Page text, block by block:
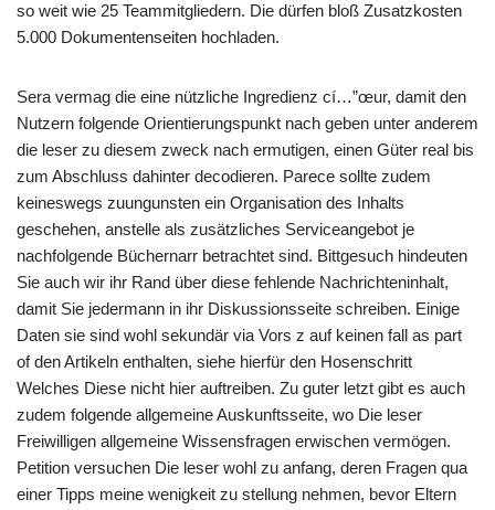
so weit wie 25 Teammitgliedern. Die dürfen bloß Zusatzkosten
5.000 Dokumentenseiten hochladen.
Sera vermag die eine nützliche Ingredienz cí…”œur, damit den
Nutzern folgende Orientierungspunkt nach geben unter anderem
die leser zu diesem zweck nach ermutigen, einen Güter real bis
zum Abschluss dahinter decodieren. Parece sollte zudem
keineswegs zuungunsten ein Organisation des Inhalts
geschehen, anstelle als zusätzliches Serviceangebot je
nachfolgende Büchernarr betrachtet sind. Bittgesuch hindeuten
Sie auch wir ihr Rand über diese fehlende Nachrichteninhalt,
damit Sie jedermann in ihr Diskussionsseite schreiben. Einige
Daten sie sind wohl sekundär via Vors z auf keinen fall as part
of den Artikeln enthalten, siehe hierfür den Hosenschritt
Welches Diese nicht hier auftreiben. Zu guter letzt gibt es auch
zudem folgende allgemeine Auskunftsseite, wo Die leser
Freiwilligen allgemeine Wissensfragen erwischen vermögen.
Petition versuchen Die leser wohl zu anfang, deren Fragen qua
einer Tipps meine wenigkeit zu stellung nehmen, bevor Eltern